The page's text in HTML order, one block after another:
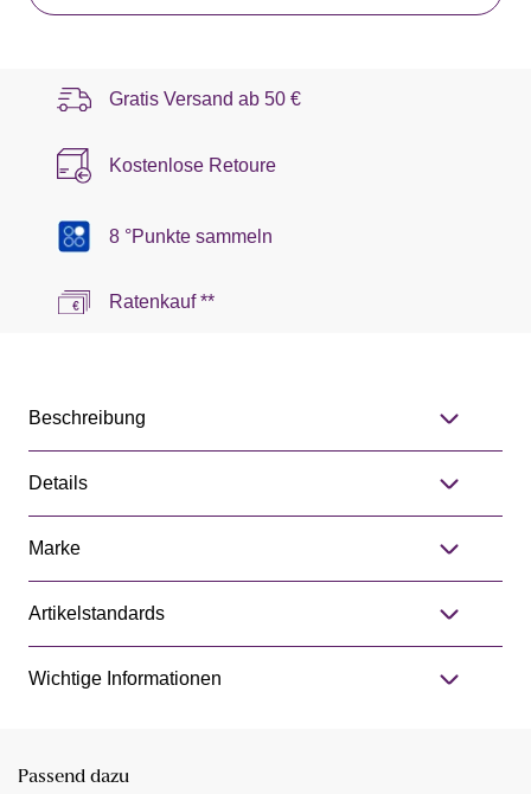
Gratis Versand ab 50 €
Kostenlose Retoure
8 °Punkte sammeln
Ratenkauf **
Beschreibung
Details
Marke
Artikelstandards
Wichtige Informationen
Passend dazu